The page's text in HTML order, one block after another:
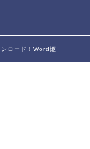
ロード！Word姫